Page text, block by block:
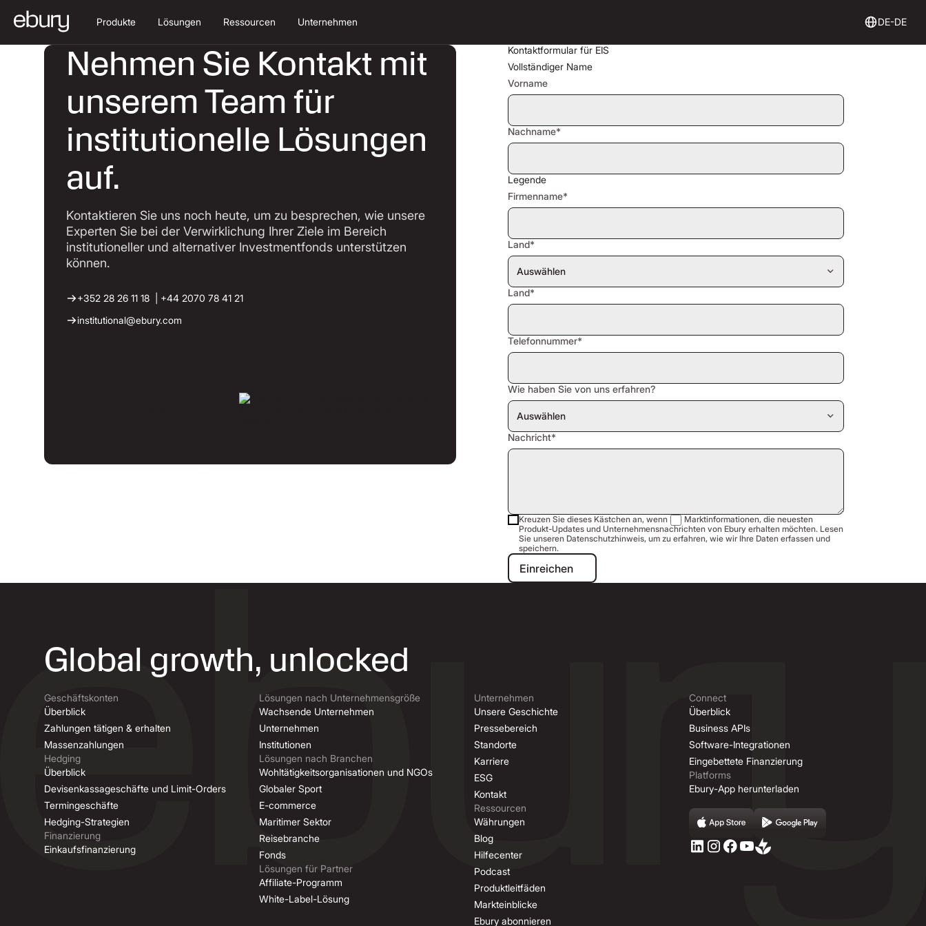
Produkte Lösungen Ressourcen Unternehmen DE-DE
Nehmen Sie Kontakt mit
unserem Team für
institutionelle Lösungen
auf.
Kontaktieren Sie uns noch heute, um zu besprechen, wie unsere
Experten Sie bei der Verwirklichung Ihrer Ziele im Bereich
institutioneller und alternativer Investmentfonds unterstützen
können.
+352 28 26 11 18 | +44 2070 78 41 21
institutional@ebury.com
Kontaktformular für EIS
Vollständiger Name
Vorname
Nachname*
Legende
Firmenname*
Land*
Land*
Telefonnummer*
Wie haben Sie von uns erfahren?
Nachricht*
Kreuzen Sie dieses Kästchen an, wenn Sie Marktinformationen, die neuesten
Produkt-Updates und Unternehmensnachrichten von Ebury erhalten möchten. Lesen
Sie unseren Datenschutzhinweis, um zu erfahren, wie wir Ihre Daten erfassen und
speichern.
Einreichen
Einreichen
Global growth, unlocked
Geschäftskonten
Überblick
Zahlungen tätigen & erhalten
Massenzahlungen
Hedging
Überblick
Devisenkassageschäfte und Limit-Orders
Termingeschäfte
Hedging-Strategien
Finanzierung
Einkaufsfinanzierung
Lösungen nach Unternehmensgröße
Wachsende Unternehmen
Unternehmen
Institutionen
Lösungen nach Branchen
Wohltätigkeitsorganisationen und NGOs
Globaler Sport
E-commerce
Maritimer Sektor
Reisebranche
Fonds
Lösungen für Partner
Affiliate-Programm
White-Label-Lösung
Unternehmen
Unsere Geschichte
Pressebereich
Standorte
Karriere
ESG
Kontakt
Ressourcen
Währungen
Blog
Hilfecenter
Podcast
Produktleitfäden
Markteinblicke
Ebury abonnieren
Connect
Überblick
Business APIs
Software-Integrationen
Eingebettete Finanzierung
Platforms
Ebury-App herunterladen